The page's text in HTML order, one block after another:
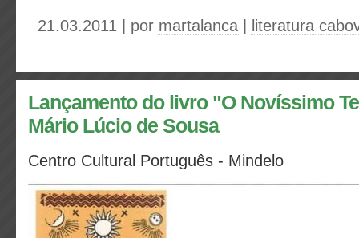
21.03.2011 | por martalanca literatura
Lançamento do livro "O Novíssimo
Mário Lúcio de Sousa
Centro Cultural Português - Mindelo